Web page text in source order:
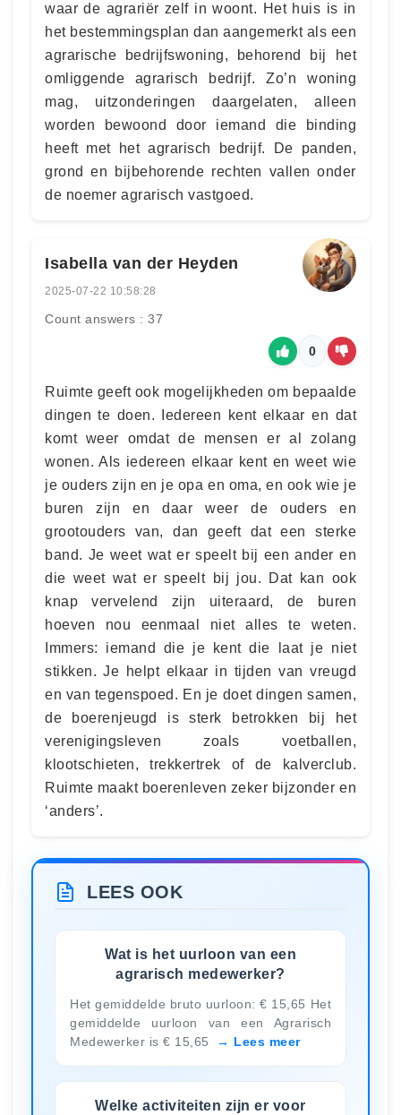
waar de agrariër zelf in woont. Het huis is in
het bestemmingsplan dan aangemerkt als een
agrarische bedrijfswoning, behorend bij het
omliggende agrarisch bedrijf. Zo’n woning
mag, uitzonderingen daargelaten, alleen
worden bewoond door iemand die binding
heeft met het agrarisch bedrijf. De panden,
grond en bijbehorende rechten vallen onder
de noemer agrarisch vastgoed.
Isabella van der Heyden
2025-07-22 10:58:28
Count answers : 37
0
Ruimte geeft ook mogelijkheden om bepaalde
dingen te doen. Iedereen kent elkaar en dat
komt weer omdat de mensen er al zolang
wonen. Als iedereen elkaar kent en weet wie
je ouders zijn en je opa en oma, en ook wie je
buren zijn en daar weer de ouders en
grootouders van, dan geeft dat een sterke
band. Je weet wat er speelt bij een ander en
die weet wat er speelt bij jou. Dat kan ook
knap vervelend zijn uiteraard, de buren
hoeven nou eenmaal niet alles te weten.
Immers: iemand die je kent die laat je niet
stikken. Je helpt elkaar in tijden van vreugd
en van tegenspoed. En je doet dingen samen,
de boerenjeugd is sterk betrokken bij het
verenigingsleven zoals voetballen,
klootschieten, trekkertrek of de kalverclub.
Ruimte maakt boerenleven zeker bijzonder en
‘anders’.
LEES OOK
Wat is het uurloon van een
agrarisch medewerker?
Het gemiddelde bruto uurloon: € 15,65 Het
gemiddelde uurloon van een Agrarisch
Medewerker is € 15,65
Lees meer
Welke activiteiten zijn er voor